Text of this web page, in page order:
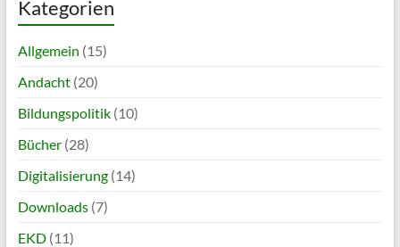
Kategorien
Allgemein (15)
Andacht(20)
Bildungspolitik(10)
Bücher(28)
Digitalisierung(14)
Downloads(7)
EKD(11)